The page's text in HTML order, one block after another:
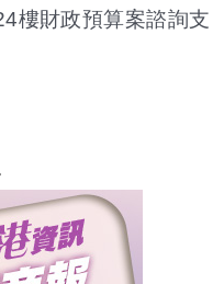
樓財政預算案諮詢支